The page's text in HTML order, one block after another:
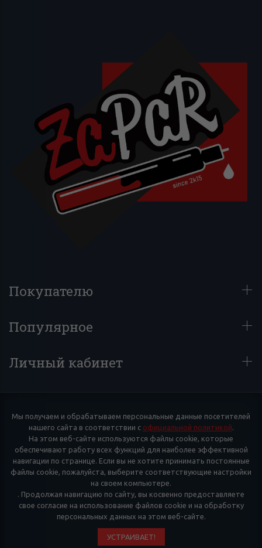
Покупателю
Популярное
Личный кабинет
Мы получаем и обрабатываем персональные данные посетителей
нашего сайта в соответствии с официальной политикой.
На этом веб-сайте используются файлы cookie, которые
обеспечивают работу всех функций для наиболее эффективной
навигации по странице. Если вы не хотите принимать постоянные
файлы cookie, пожалуйста, выберите соответствующие настройки
на своем компьютере.
. Продолжая навигацию по сайту, вы косвенно предоставляете
свое согласие на использование файлов cookie и на обработку
персональных данных на этом веб-сайте.
УСТРАИВАЕТ!